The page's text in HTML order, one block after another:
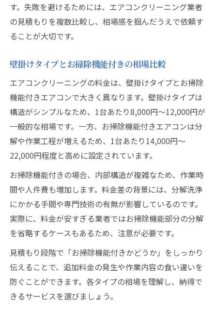
退去時にトラブルを防ぐ相場知識の重要性
完全分解や追加料金が総額に与える影響とは
説
追加オプション料金が総額を左右する理由
抗菌・防カビコートの料金が相場に与える
影響
室外機洗浄など追加作業の相場チェック方
法
安い料金と完全分解のバランスをどう考え
るか
何年ごとに依頼すべきかとクリーニング事情
エアコンクリーニングは何年周期が最適か
カビや臭い対策とクリーニング頻度の関係
家庭用エアコンクリーニング事情を解説
エアコンクリーニング相場と依頼タイミン
グ
賃貸や引っ越し時のクリーニング頻度の目
安
す。失敗を避けるためには、エアコンクリーニング業者
の見積もりを複数比較し、相場感を掴んだうえで依頼す
ることが大切です。
壁掛けタイプとお掃除機能付きの相場比較
エアコンクリーニングの料金は、壁掛けタイプとお掃除
機能付きエアコンで大きく異なります。壁掛けタイプは
構造がシンプルなため、1台あたり8,000円～12,000円が
一般的な相場です。一方、お掃除機能付きエアコンは分
解や作業工程が増えるため、1台あたり14,000円～
22,000円程度と高めに設定されています。
お掃除機能付きの場合、内部構造が複雑なため、作業時
間や人件費も増加します。料金差の背景には、分解洗浄
にかかる手間や専門技術の有無が影響しているのです。
実際に、料金が安すぎる業者ではお掃除機能部分の分解
を省略するケースもあるため、注意が必要です。
見積もり段階で「お掃除機能付きかどうか」をしっかり
伝えることで、追加料金の発生や作業内容の食い違いを
防ぐことができます。各タイプの相場を理解し、納得で
きるサービスを選びましょう。